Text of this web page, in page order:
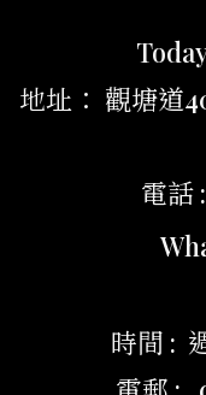
地址： 觀塘道
電話
時間 :